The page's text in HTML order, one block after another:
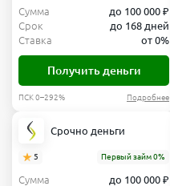
Сумма
до 100 000 ₽
Срок
до 168 дней
Ставка
от 0%
Получить деньги
ПСК 0–292% Подробнее
Срочно деньги
5 Первый займ 0%
Сумма
до 100 000 ₽